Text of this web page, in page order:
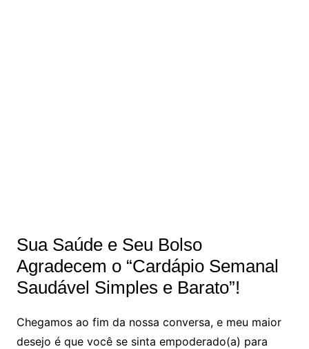
Sua Saúde e Seu Bolso
Agradecem o “Cardápio Semanal
Saudável Simples e Barato”!
Chegamos ao fim da nossa conversa, e meu maior
desejo é que você se sinta empoderado(a) para